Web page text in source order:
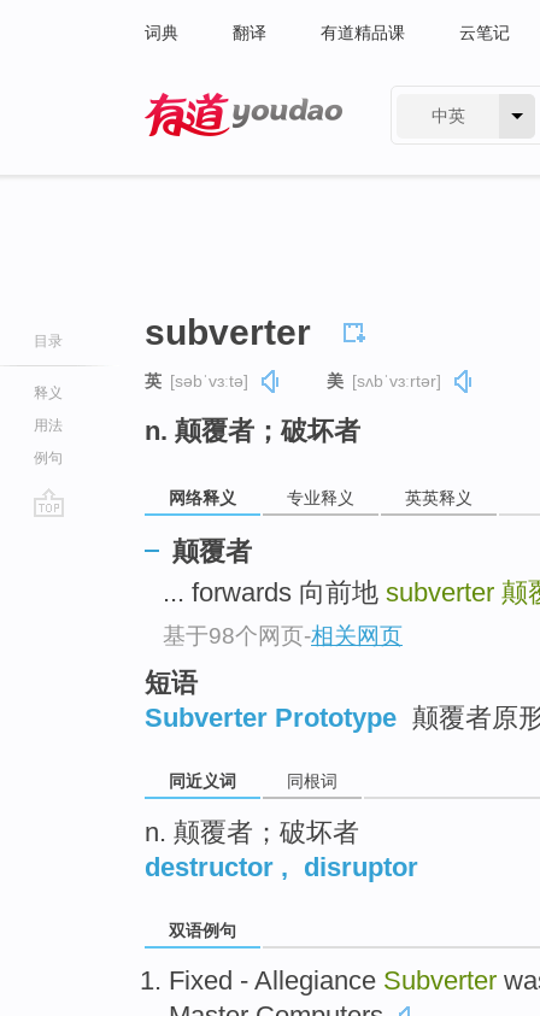
词典 翻译 有道精品课 云笔记
中英
目录
释义
用法
例句
subverter
英 [səbˈvɜːtə] 美 [sʌbˈvɜːrtər]
n. 颠覆者；破坏者
网络释义 专业释义 英英释义
颠覆者
... forwards 向前地 subverter 颠
基于98个网页-相关网页
短语
Subverter Prototype 颠覆者原
同近义词 同根词
n. 颠覆者；破坏者
destructor , disruptor
双语例句
Fixed - Allegiance Subverter